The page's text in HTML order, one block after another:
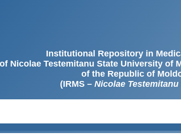
Institutional Repository in
of Nicolae Testemitanu State University of
of the Republic of
(IRMS – Nicolae Testemitanu